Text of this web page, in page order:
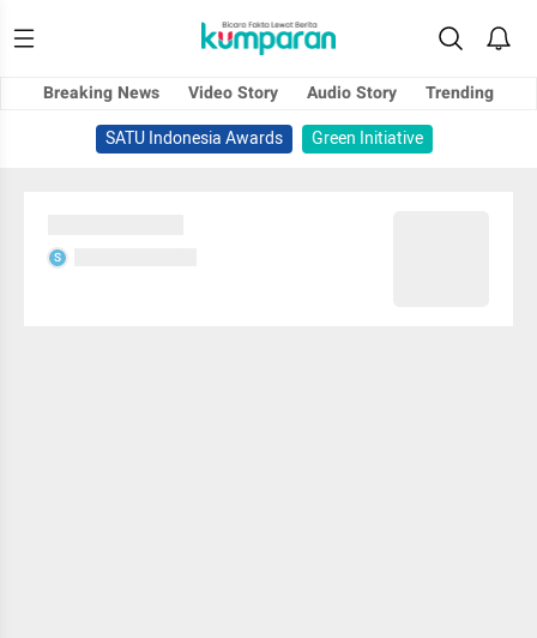
Breaking News Video Story Audio Story
Trending
SATU Indonesia Awards
Green Initiative
S